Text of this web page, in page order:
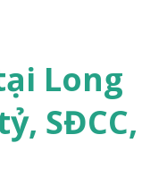
Long
SĐCC,